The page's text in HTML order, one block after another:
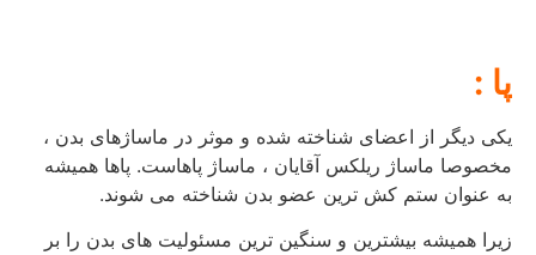
پا :
یکی دیگر از اعضای شناخته شده و موثر در ماساژهای بدن ،
مخصوصا ماساژ ریلکس آقایان ، ماساژ پاهاست. پاها همیشه
به عنوان ستم کش ترین عضو بدن شناخته می شوند.
زیرا همیشه بیشترین و سنگین ترین مسئولیت های بدن را بر